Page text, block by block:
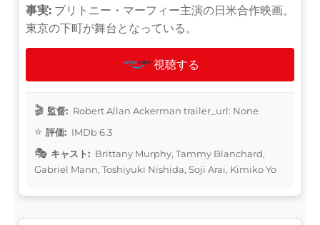
事実: ブリトニー・マーフィー主演の日米合作映画。
東京の下町が舞台となっている。
視聴する
監督: Robert Allan Ackerman trailer_url: None
評価: IMDb 6.3
キャスト: Brittany Murphy, Tammy Blanchard,
Gabriel Mann, Toshiyuki Nishida, Soji Arai, Kimiko Yo